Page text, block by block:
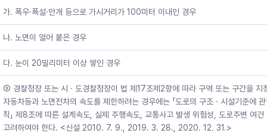
가. 폭우·폭설·안개 등으로 가시거리가 100미터 이내인 경우
나. 노면이 얼어 붙은 경우
다. 눈이 20밀리미터 이상 쌓인 경우
③ 경찰청장 또는 시ㆍ도경찰청장이 법 제17조제2항에 따라 구역 또는 구간을 지
자동차등과 노면전차의 속도를 제한하려는 경우에는 「도로의 구조ㆍ시설기준에
칙」 제8조에 따른 설계속도, 실제 주행속도, 교통사고 발생 위험성, 도로주변 여건
고려하여야 한다. <신설 2010. 7. 9., 2019. 3. 28., 2020. 12. 31.>